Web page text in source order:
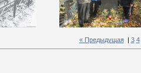
« Предыдущая| 3 4